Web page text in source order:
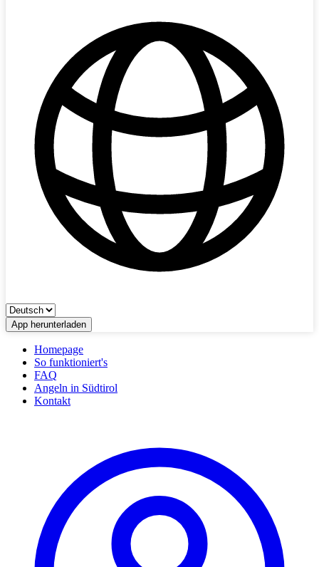
App herunterladen
Homepage
So funktioniert's
FAQ
Angeln in Südtirol
Kontakt